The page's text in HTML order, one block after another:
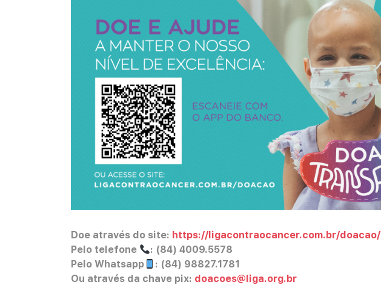
Doe através do site: https://ligacontraocancer.com.br/doacao/
Pelo telefone
: (84) 4009.5578
Pelo Whatsapp
: (84) 98827.1781
Ou através da chave pix: doacoes@liga.org.br